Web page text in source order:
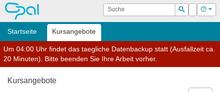
OPAL Suche
Suchen
Login Hilfe
Startseite Kursangebote
Um 04:00 Uhr findet das taegliche Datenbackup statt (Ausfallzeit ca.
20 Minuten). Bitte beenden Sie Ihre Arbeit vorher.
Kursangebote